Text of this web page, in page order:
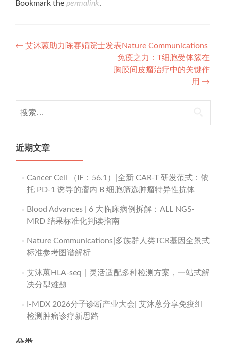
Bookmark the permalink.
Post
← 艾沐蒽助力陈赛娟院士发表Nature Communications
免疫之力：T细胞受体簇在
胸膜间皮瘤治疗中的关键作
用 →
索：
近期文章
Cancer Cell （IF：56.1）|全新 CAR-T 研发范式：依
托 PD-1 诱导的瘤内 B 细胞筛选肿瘤特异性抗体
Blood Advances | 6 大临床病例拆解：ALL NGS-
MRD 结果标准化判读指南
Nature Communications|多族群人类TCR基因全景式
标准参考图谱解析
艾沐蒽HLA-seq｜灵活适配多种检测方案，一站式解
决分型难题
I-MDX 2026分子诊断产业大会| 艾沐蒽分享免疫组
检测肿瘤诊疗新思路